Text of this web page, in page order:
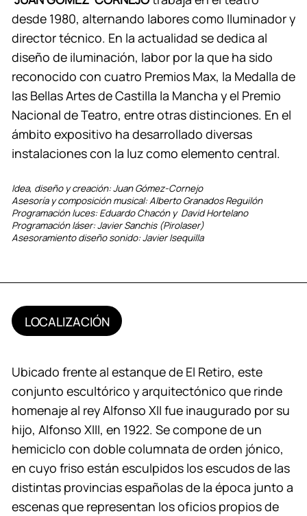
desde 1980, alternando labores como Iluminador y
director técnico. En la actualidad se dedica al
diseño de iluminación, labor por la que ha sido
reconocido con cuatro Premios Max, la Medalla de
las Bellas Artes de Castilla la Mancha y el Premio
Nacional de Teatro, entre otras distinciones. En el
ámbito expositivo ha desarrollado diversas
instalaciones con la luz como elemento central.
Idea, diseño y creación: Juan Gómez-Cornejo
Asesoría y composición musical: Alberto Granados Reguilón
Programación luces: Eduardo Chacón y David Hortelano
Programación láser: Javier Sanchis (Pirolaser)
Asesoramiento diseño sonido: Javier Isequilla
LOCALIZACIÓN
Ubicado frente al estanque de El Retiro, este
conjunto escultórico y arquitectónico que rinde
homenaje al rey Alfonso XII fue inaugurado por su
hijo, Alfonso XIII, en 1922. Se compone de un
hemiciclo con doble columnata de orden jónico,
en cuyo friso están esculpidos los escudos de las
distintas provincias españolas de la época junto a
escenas que representan los oficios propios de